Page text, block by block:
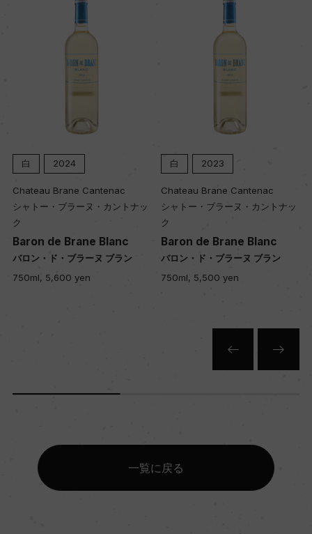
白 2024
Chateau Brane Cantenac
シャトー・ブラーヌ・カントナッ
ク
Baron de Brane Blanc
バロン・ド・ブラーヌ ブラン
750ml, 5,600 yen
白 2023
Chateau Brane Cantenac
シャトー・ブラーヌ・カントナッ
ク
Baron de Brane Blanc
バロン・ド・ブラーヌ ブラン
750ml, 5,500 yen
一覧に戻る